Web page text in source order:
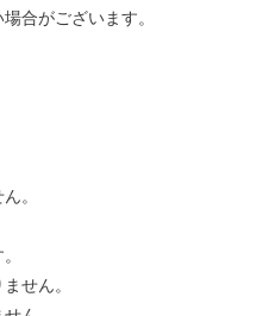
合がございます。
。
せん。